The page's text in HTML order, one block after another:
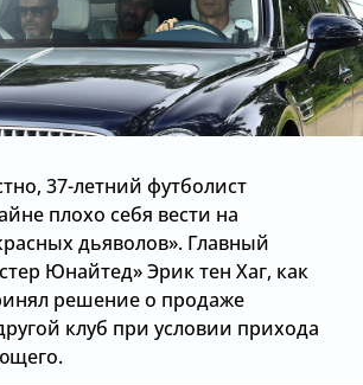
37-летний футболист
плохо себя вести на
дьяволов». Главный
Юнайтед» Эрик тен Хаг, как
решение о продаже
клуб при условии прихода